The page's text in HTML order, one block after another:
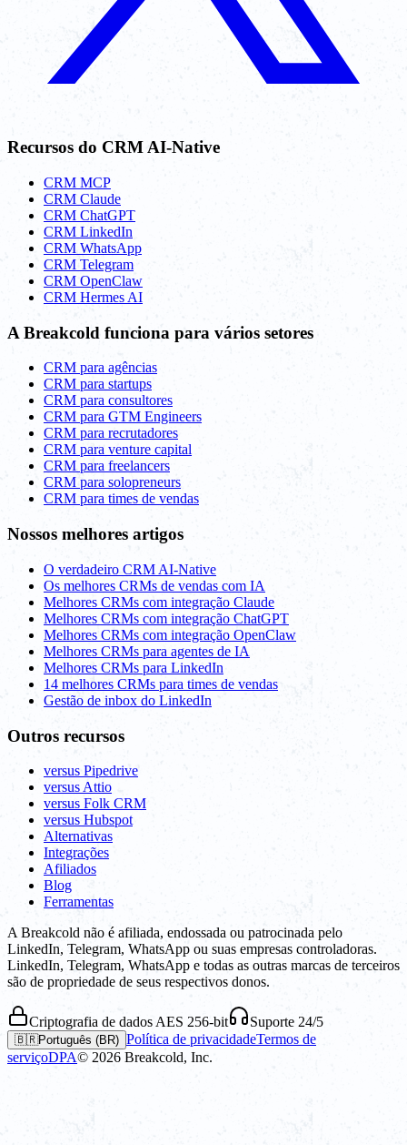
Recursos do CRM AI-Native
CRM MCP
CRM Claude
CRM ChatGPT
CRM LinkedIn
CRM WhatsApp
CRM Telegram
CRM OpenClaw
CRM Hermes AI
A Breakcold funciona para vários setores
CRM para agências
CRM para startups
CRM para consultores
CRM para GTM Engineers
CRM para recrutadores
CRM para venture capital
CRM para freelancers
CRM para solopreneurs
CRM para times de vendas
Nossos melhores artigos
O verdadeiro CRM AI-Native
Os melhores CRMs de vendas com IA
Melhores CRMs com integração Claude
Melhores CRMs com integração ChatGPT
Melhores CRMs com integração OpenClaw
Melhores CRMs para agentes de IA
Melhores CRMs para LinkedIn
14 melhores CRMs para times de vendas
Gestão de inbox do LinkedIn
Outros recursos
versus Pipedrive
versus Attio
versus Folk CRM
versus Hubspot
Alternativas
Integrações
Afiliados
Blog
Ferramentas
A Breakcold não é afiliada, endossada ou patrocinada pelo
LinkedIn, Telegram, WhatsApp ou suas empresas controladoras.
LinkedIn, Telegram, WhatsApp e todas as outras marcas de terceiros
são de propriedade de seus respectivos donos.
Criptografia de dados AES 256-bit Suporte 24/5
🇧🇷Português (BR) Política de privacidadeTermos de
serviçoDPA© 2026 Breakcold, Inc.